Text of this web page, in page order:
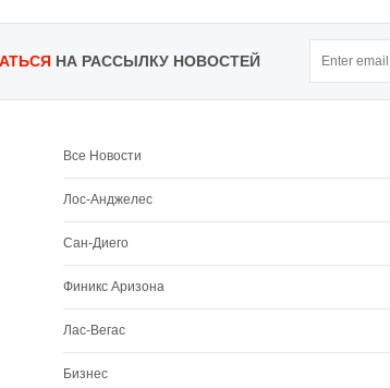
НА РАССЫЛКУ НОВОСТЕЙ
Все Новости
Лос-Анджелес
Сан-Диего
Финикс Аризона
Лас-Вегас
Бизнес